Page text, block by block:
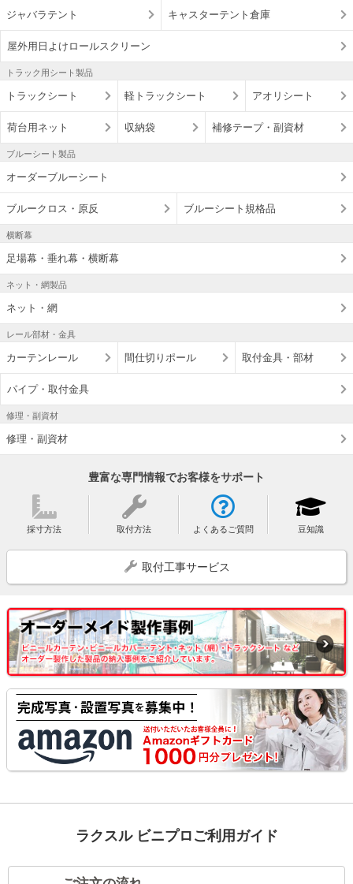
ジャバラテント キャスターテント倉庫
屋外用日よけロールスクリーン
トラック用シート製品
トラックシート 軽トラックシート アオリシート
荷台用ネット 収納袋 補修テープ・副資材
ブルーシート製品
オーダーブルーシート
ブルークロス・原反 ブルーシート規格品
横断幕
足場幕・垂れ幕・横断幕
ネット・網製品
ネット・網
レール部材・金具
カーテンレール 間仕切りポール 取付金具・部材
パイプ・取付金具
修理・副資材
修理・副資材
豊富な専門情報でお客様をサポート
採寸方法 取付方法 よくあるご質問 豆知識
取付工事サービス
ラクスル ビニプロご利用ガイド